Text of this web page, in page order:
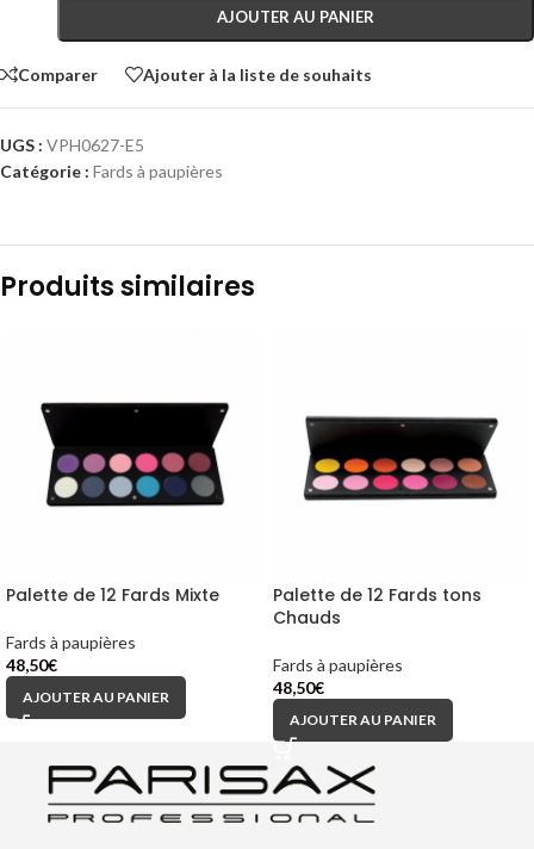
AJOUTER AU PANIER
Comparer Ajouter à la liste de souhaits
UGS : VPH0627-E5
Catégorie : Fards à paupières
Produits similaires
Palette de 12 Fards Mixte
Fards à paupières
48,50€
AJOUTER AU PANIER
Palette de 12 Fards tons
Chauds
Fards à paupières
48,50€
AJOUTER AU PANIER